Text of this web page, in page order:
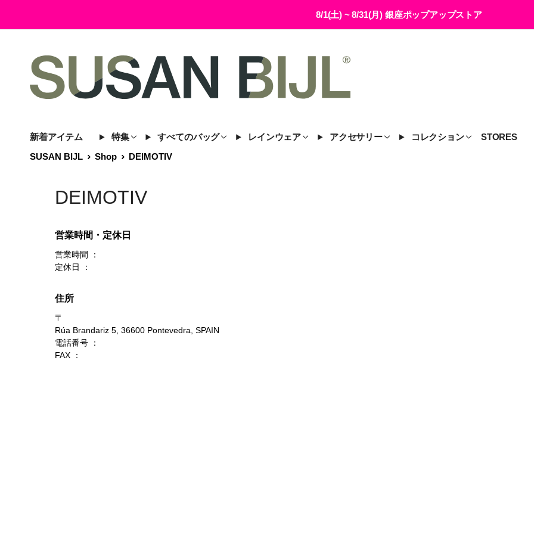
8/1(土) ~ 8/31(月) 銀座ポップアップストア
新着アイテム 特集 すべてのバッグ レインウェア アクセサリー コレクション
STORES
SUSAN BIJL
Shop DEIMOTIV
DEIMOTIV
営業時間・定休日
営業時間 ：
定休日 ：
住所
〒
Rúa Brandariz 5, 36600 Pontevedra, SPAIN
電話番号 ：
FAX ：